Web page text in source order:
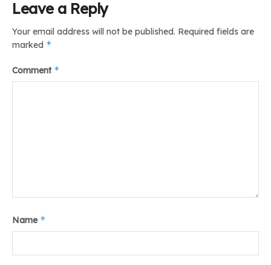
Frendy Zebua juga menyampaikan mengenai antisipasi
penyebaran hoaks menjelang Pilkada 27 November 2024.
“Untuk saat ini total ada 131 media lokal dan nasional yang
terlibat dalam kerja besar patroli hoaks di media sosial.
Leave a Reply
Your email address will not be published. Required fields are
marked *
Comment *
Name *